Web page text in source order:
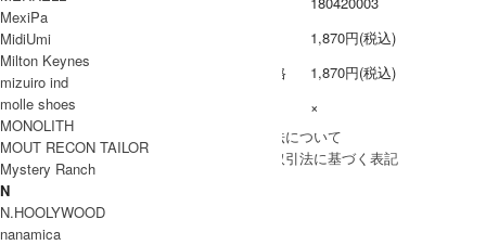
1,870円(税込)
販売価格
1,870円(税込)
×
» 採寸方法について
» 特定商取引法に基づく表記
買い物を続ける
この商品について問い合わせる
MexiPa
MidiUmi
Milton Keynes
mizuiro ind
molle shoes
MONOLITH
MOUT RECON TAILOR
Mystery Ranch
N
N.HOOLYWOOD
nanamica